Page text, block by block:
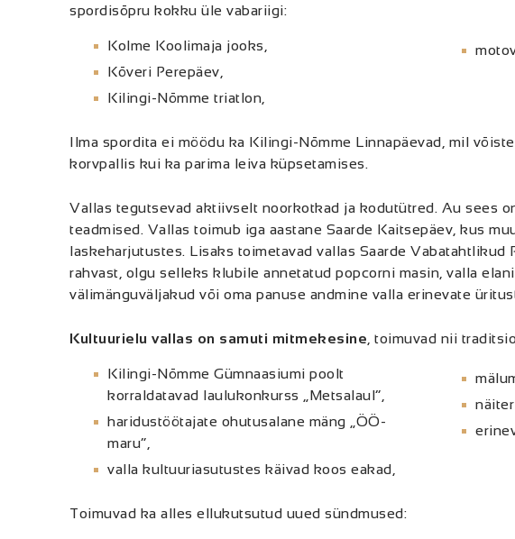
spordisõpru kokku üle vabariigi:
Kolme Koolimaja jooks,
Kõveri Perepäev,
Kilingi-Nõmme triatlon,
Ilma spordita ei möödu ka Kilingi-Nõmme Linnapäevad, mil
korvpallis kui ka parima leiva küpsetamises.
Vallas tegutsevad aktiivselt noorkotkad ja kodutütred. Au sees
teadmised. Vallas toimub iga aastane Saarde Kaitsepäev, kus
laskeharjutustes. Lisaks toimetavad vallas Saarde Vabatahtlikud
rahvast, olgu selleks klubile annetatud popcorni masin, valla
välimänguväljakud või oma panuse andmine valla erinevate
Kultuurielu vallas on samuti mitmekesine , toimuvad nii
Kilingi-Nõmme Gümnaasiumi poolt
korraldatavad laulukonkurss „Metsalaul“,
haridustöötajate ohutusalane mäng „ÖÖ-
maru“,
valla kultuuriasutustes käivad koos eakad,
Toimuvad ka alles ellukutsutud uued sündmused: